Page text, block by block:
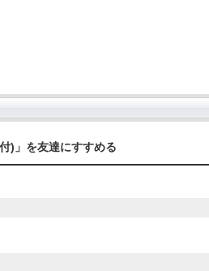
)」を友達にすすめる